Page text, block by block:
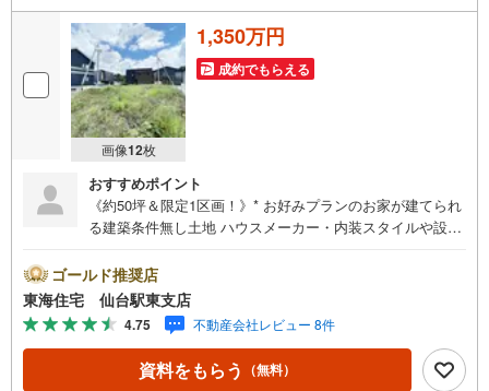
画像12枚
1,350万円
成約でもらえる
おすすめポイント
《約50坪＆限定1区画！》* お好みプランのお家が建てられ
る建築条件無し土地 ハウスメーカー・内装スタイルや設
停まで徒歩7分 * 未掲載物件のご提案・ご案内も可能です *
アピールポイント *■自分に合ったスケジュールで間取りな
どを選ぶことができます ■お好きなハウスメーカーで自由
設計が可能な条件無し土地 。■選べる外観・自由な間取り
■プランの練りやすい高低差のないキレイな整形地 :）■弊
社には建築部もございます。建築プランのご相談も承りま
ゴールド推奨店
東海住宅 仙台駅東支店
4.75 不動産会社レビュー 8件
資料をもらう （無料）